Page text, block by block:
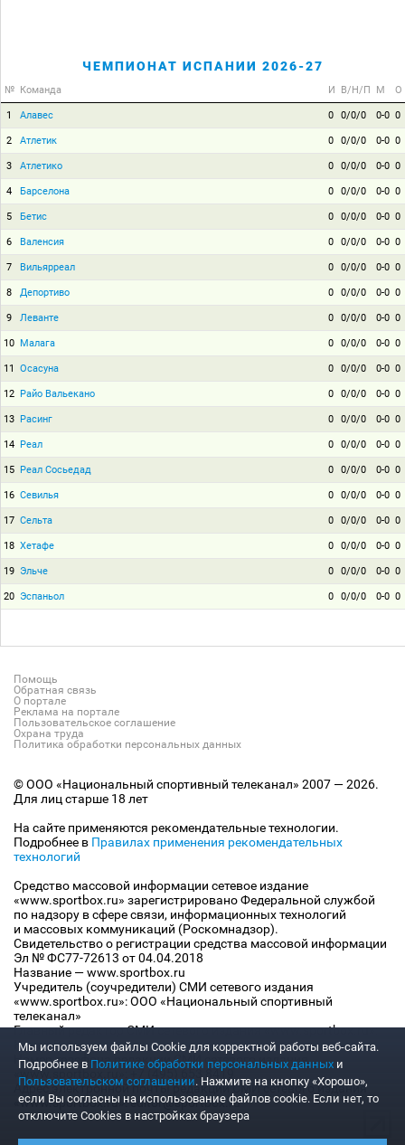
ЧЕМПИОНАТ ИСПАНИИ 2026-27
№ Команда И В/Н/П М О
1 Алавес 0 0/0/0 0-0 0
2 Атлетик 0 0/0/0 0-0 0
3 Атлетико 0 0/0/0 0-0 0
4 Барселона 0 0/0/0 0-0 0
5 Бетис 0 0/0/0 0-0 0
6 Валенсия 0 0/0/0 0-0 0
7 Вильярреал 0 0/0/0 0-0 0
8 Депортиво 0 0/0/0 0-0 0
9 Леванте 0 0/0/0 0-0 0
10 Малага 0 0/0/0 0-0 0
11 Осасуна 0 0/0/0 0-0 0
12 Райо Вальекано 0 0/0/0 0-0 0
13 Расинг 0 0/0/0 0-0 0
14 Реал 0 0/0/0 0-0 0
15 Реал Сосьедад 0 0/0/0 0-0 0
16 Севилья 0 0/0/0 0-0 0
17 Сельта 0 0/0/0 0-0 0
18 Хетафе 0 0/0/0 0-0 0
19 Эльче 0 0/0/0 0-0 0
20 Эспаньол 0 0/0/0 0-0 0
Помощь
Обратная связь
О портале
Реклама на портале
Пользовательское соглашение
Охрана труда
Политика обработки персональных данных
© ООО «Национальный спортивный телеканал» 2007 — 2026.
Для лиц старше 18 лет
На сайте применяются рекомендательные технологии.
Подробнее в Правилах применения рекомендательных
технологий
Средство массовой информации сетевое издание
«www.sportbox.ru» зарегистрировано Федеральной службой
по надзору в сфере связи, информационных технологий
и массовых коммуникаций (Роскомнадзор).
Свидетельство о регистрации средства массовой информации
Эл № ФС77-72613 от 04.04.2018
Название — www.sportbox.ru
Учредитель (соучредители) СМИ сетевого издания
«www.sportbox.ru»: ООО «Национальный спортивный
телеканал»
Главный редактор СМИ сетевого издания «www.sportbox.ru»:
Конов В.А.
Номер телефона редакции СМИ сетевого издания
«www.sportbox.ru»: +7 (495) 653 8419
Адрес электронной почты редакции СМИ сетевого издания
«www.sportbox.ru»: editor@sportbox.ru
Мы используем файлы Сookie для корректной работы веб-сайта.
Подробнее в Политике обработки персональных данных и
Пользовательском соглашении. Нажмите на кнопку «Хорошо»,
если Вы согласны на использование файлов cookie. Если нет, то
отключите Cookies в настройках браузера